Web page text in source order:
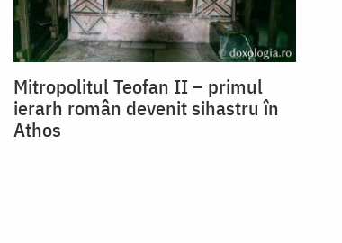
Mitropolitul Teofan II – primul
ierarh român devenit sihastru în
Athos